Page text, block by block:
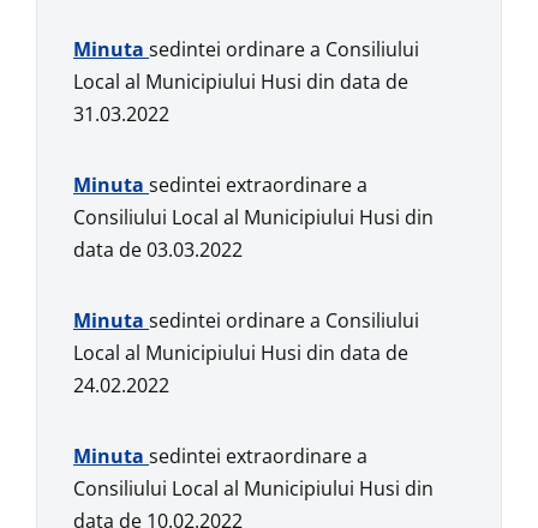
Minuta sedintei ordinare a Consiliului
Local al Municipiului Husi din data de
31.03.2022
Minuta sedintei extraordinare a
Consiliului Local al Municipiului Husi din
data de 03.03.2022
Minuta sedintei ordinare a Consiliului
Local al Municipiului Husi din data de
24.02.2022
Minuta sedintei extraordinare a
Consiliului Local al Municipiului Husi din
data de 10.02.2022